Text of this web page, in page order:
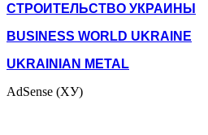
СТРОИТЕЛЬСТВО УКРАИНЫ
BUSINESS WORLD UKRAINE
UKRAINIAN METAL
AdSense (ХУ)